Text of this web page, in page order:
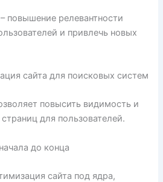
повышение релевантности
и привлечь новых
сайта для поисковых систем
повысить видимость и
для пользователей.
до конца
сайта под ядра,